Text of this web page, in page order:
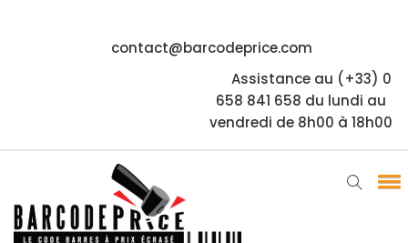
contact@barcodeprice.com
Assistance au (+33) 0
658 841 658 du lundi au
vendredi de 8h00 à 18h00